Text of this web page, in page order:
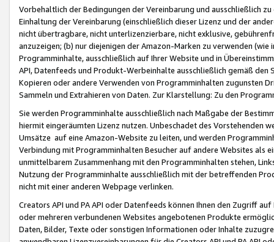
Vorbehaltlich der Bedingungen der Vereinbarung und ausschließlich
Einhaltung der Vereinbarung (einschließlich dieser Lizenz und der
nicht übertragbare, nicht unterlizenzierbare, nicht exklusive,
anzuzeigen; (b) nur diejenigen der Amazon-Marken zu verwenden
Programminhalte, ausschließlich auf Ihrer Website und in
API, Datenfeeds und Produkt-Werbeinhalte ausschließlich gemäß
Kopieren oder andere Verwenden von Programminhalten zugunsten
Sammeln und Extrahieren von Daten. Zur Klarstellung: Zu den
Sie werden Programminhalte ausschließlich nach Maßgabe der
hiermit eingeräumten Lizenz nutzen. Unbeschadet des Vorstehenden
Umsätze auf eine Amazon-Website zu leiten, und werden
Verbindung mit Programminhalten Besucher auf andere Websites als
unmittelbarem Zusammenhang mit den Programminhalten stehen,
Nutzung der Programminhalte ausschließlich mit der betreffenden
nicht mit einer anderen Webpage verlinken.
Creators API und PA API oder Datenfeeds können Ihnen den Zugriff
oder mehreren verbundenen Websites angebotenen Produkte
Daten, Bilder, Texte oder sonstigen Informationen oder Inhalte